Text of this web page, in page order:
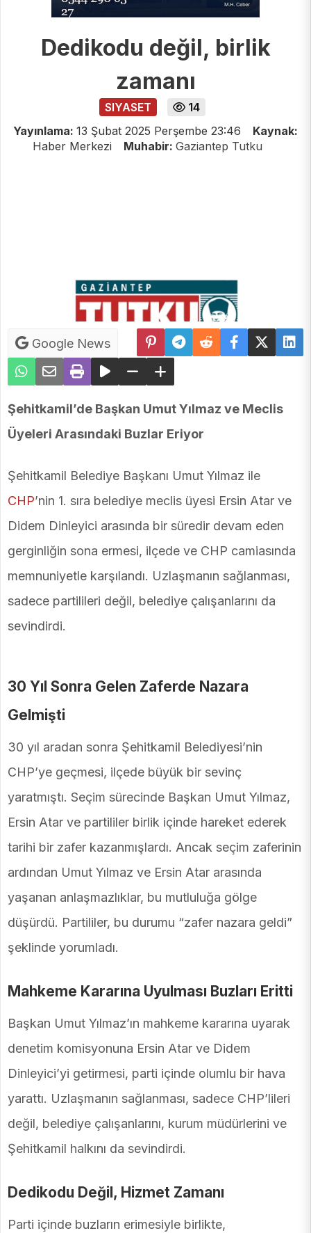
Dedikodu değil, birlik
zamanı
SIYASET
14
Yayınlama: 13 Şubat 2025 Perşembe 23:46
Kaynak:
Haber Merkezi
Muhabir: Gaziantep Tutku
Google News
Şehitkamil’de Başkan Umut Yılmaz ve Meclis
Üyeleri Arasındaki Buzlar Eriyor
Şehitkamil Belediye Başkanı Umut Yılmaz ile
CHP’nin 1. sıra belediye meclis üyesi Ersin Atar ve
Didem Dinleyici arasında bir süredir devam eden
gerginliğin sona ermesi, ilçede ve CHP camiasında
memnuniyetle karşılandı. Uzlaşmanın sağlanması,
sadece partilileri değil, belediye çalışanlarını da
sevindirdi.
30 Yıl Sonra Gelen Zaferde Nazara
Gelmişti
30 yıl aradan sonra Şehitkamil Belediyesi’nin
CHP’ye geçmesi, ilçede büyük bir sevinç
yaratmıştı. Seçim sürecinde Başkan Umut Yılmaz,
Ersin Atar ve partililer birlik içinde hareket ederek
tarihi bir zafer kazanmışlardı. Ancak seçim zaferinin
ardından Umut Yılmaz ve Ersin Atar arasında
yaşanan anlaşmazlıklar, bu mutluluğa gölge
düşürdü. Partililer, bu durumu “zafer nazara geldi”
şeklinde yorumladı.
Mahkeme Kararına Uyulması Buzları Eritti
Başkan Umut Yılmaz’ın mahkeme kararına uyarak
denetim komisyonuna Ersin Atar ve Didem
Dinleyici’yi getirmesi, parti içinde olumlu bir hava
yarattı. Uzlaşmanın sağlanması, sadece CHP’lileri
değil, belediye çalışanlarını, kurum müdürlerini ve
Şehitkamil halkını da sevindirdi.
Dedikodu Değil, Hizmet Zamanı
Parti içinde buzların erimesiyle birlikte,